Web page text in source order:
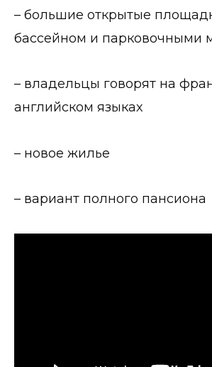
– большие открытые
бассейном и парковочными
– владельцы говорят на
английском языках
– новое жилье
– вариант полного пансиона